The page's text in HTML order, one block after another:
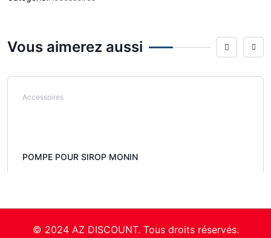
Vous aimerez aussi
Accessoires
POMPE POUR SIROP MONIN
© 2024 AZ DISCOUNT. Tous droits réservés.